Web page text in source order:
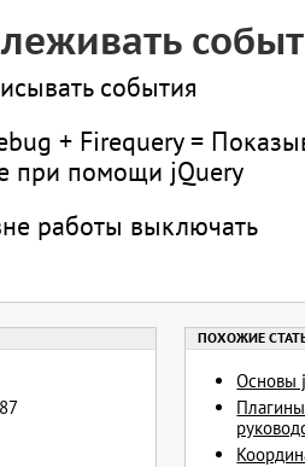
события
+ Firequery =
при помощи jQuery
работы выключать
Основы